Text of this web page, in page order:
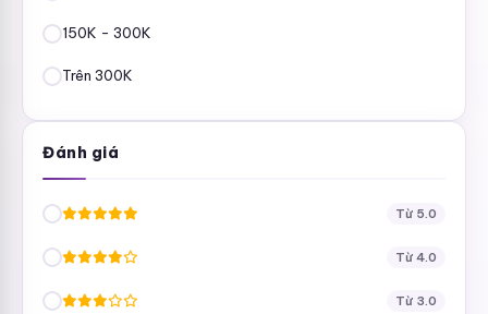
150K - 300K
Trên 300K
Đánh giá
Từ 5.0
Từ 4.0
Từ 3.0